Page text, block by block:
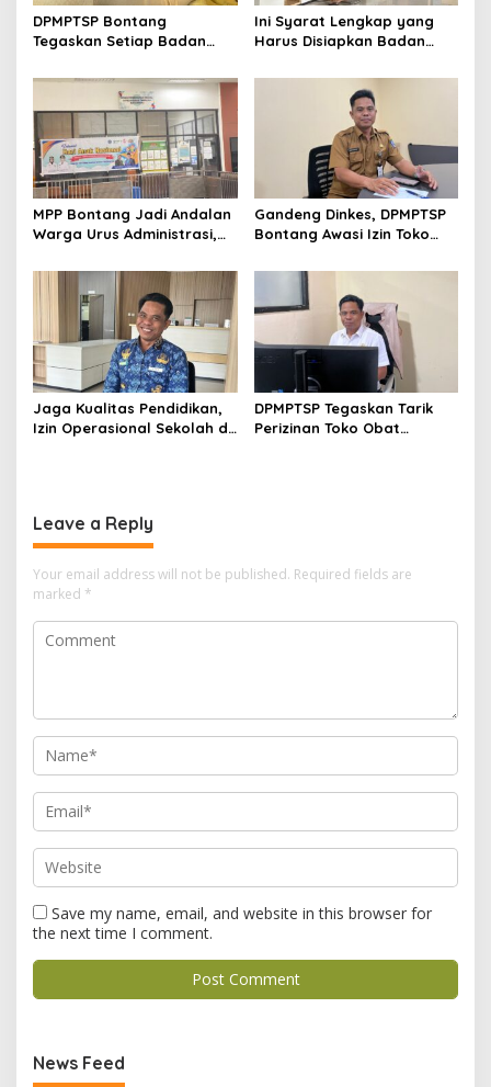
DPMPTSP Bontang
Tegaskan Setiap Badan
Legalitas Usaha
Ini Syarat Lengkap yang
Harus Disiapkan Badan
Lewat OSS
MPP Bontang Jadi Andalan
Warga Urus Administrasi,
Diminati Meski Serba Digital
Gandeng Dinkes, DPMPTSP
Bontang Awasi Izin Toko
Jaga Kualitas Pendidikan,
Izin Operasional Sekolah di
DPMPTSP Tegaskan Tarik
Perizinan Toko Obat
Leave a Reply
Your email address will not be published. Required fields are
marked *
Save my name, email, and website in this browser for
the next time I comment.
News Feed